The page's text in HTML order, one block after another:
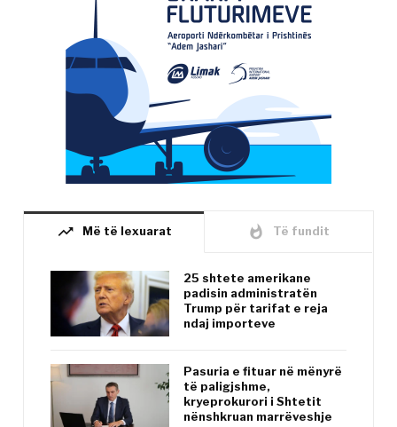
trending_up Më të lexuarat whatshot Të fundit
25 shtete amerikane
padisin administratën
Trump për tarifat e reja
ndaj importeve
Pasuria e fituar në mënyrë
të paligjshme,
kryeprokurori i Shtetit
nënshkruan marrëveshje